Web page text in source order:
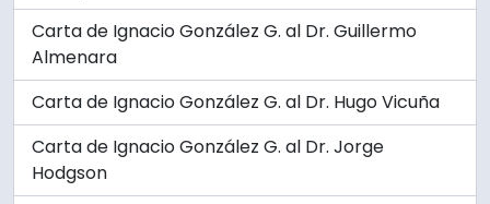
Carta de Ignacio González G. al Dr. Guillermo
Almenara
Carta de Ignacio González G. al Dr. Hugo Vicuña
Carta de Ignacio González G. al Dr. Jorge
Hodgson